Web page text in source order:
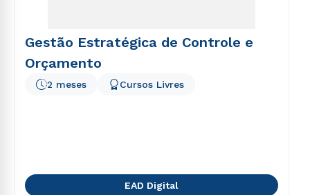
Gestão Estratégica de Controle e
Orçamento
2 meses Cursos Livres
EAD Digital